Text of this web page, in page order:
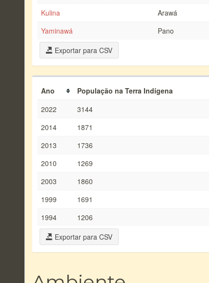
Kulina
Arawá
Yaminawá
Pano
Exportar para CSV
Ano População na Terra Indígena
2022
3144
2014
1871
2013
1736
2010
1269
2003
1860
1999
1691
1994
1206
Exportar para CSV